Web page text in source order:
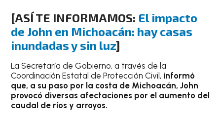
[ASÍ TE INFORMAMOS: El impacto
de John en Michoacán: hay casas
inundadas y sin luz]
La Secretaría de Gobierno, a través de la
Coordinación Estatal de Protección Civil, informó
que, a su paso por la costa de Michoacán, John
provocó diversas afectaciones por el aumento del
caudal de ríos y arroyos.